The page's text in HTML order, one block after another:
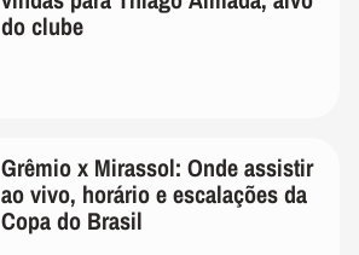
do clube
Grêmio x Mirassol: Onde assistir
ao vivo, horário e escalações da
Copa do Brasil